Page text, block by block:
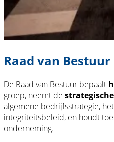
Raad van Bestuur
De Raad van Bestuur bepaalt
groep, neemt de
algemene bedrijfsstrategie,
integriteitsbeleid, en houdt
onderneming.